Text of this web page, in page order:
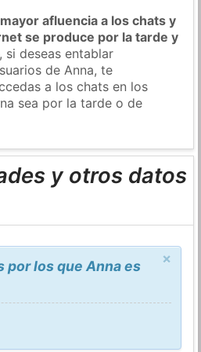
afluencia a los chats y
se produce por la tarde y
si deseas entablar
de Anna, te
a los chats en los
sea por la tarde o de
y otros datos
×
por los que Anna es